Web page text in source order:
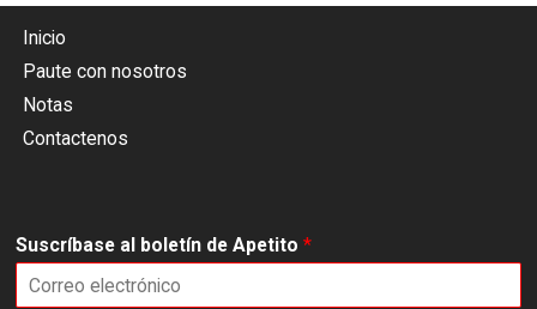
Inicio
Paute con nosotros
Notas
Contactenos
Suscríbase al boletín de Apetito *